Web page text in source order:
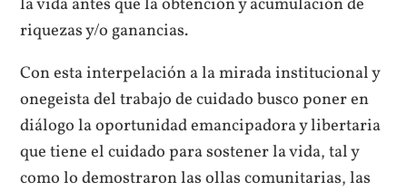
riquezas y/o ganancias.
Con esta interpelación a la mirada institucional y
onegeista del trabajo de cuidado busco poner en
diálogo la oportunidad emancipadora y libertaria
que tiene el cuidado para sostener la vida, tal y
como lo demostraron las ollas comunitarias, las